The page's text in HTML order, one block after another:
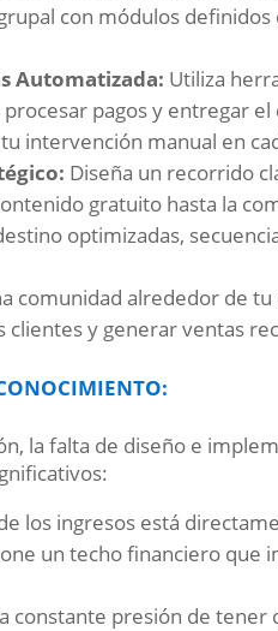
con módulos
Automatizada: Utiliza
pagos y entregar
intervención manual en
Diseña un recorrido
gratuito hasta la
optimizadas,
comunidad alrededor de
clientes y generar ventas
la falta de diseño e
los ingresos está
un techo financiero que
constante presión de tener